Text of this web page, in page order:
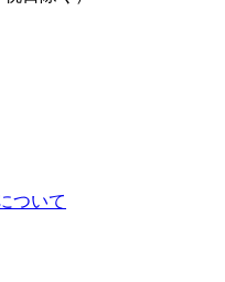
ついて